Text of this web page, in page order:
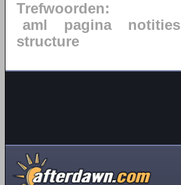
Trefwoorden:
aml
pagina notities
structure